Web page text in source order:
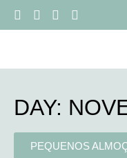
DAY:
PEQUENOS